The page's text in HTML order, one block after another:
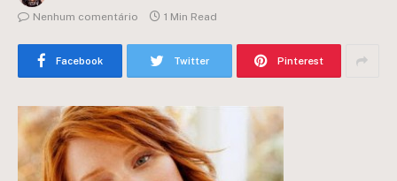
Nenhum comentário
1 Min Read
Facebook Twitter Pinterest